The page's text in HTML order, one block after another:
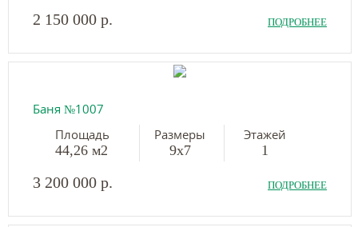
2 150 000 р. ПОДРОБНЕЕ
Баня №1007
Площадь
44,26 м2
Размеры
9х7
Этажей
1
3 200 000 р. ПОДРОБНЕЕ